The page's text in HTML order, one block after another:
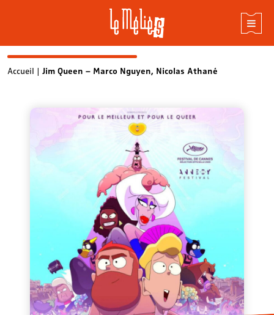
SkipAccueil | Jim Queen – Marco Nguyen, Nicolas Athané